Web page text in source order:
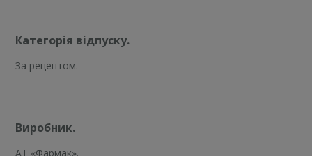
Категорія відпуску.
За рецептом.
Виробник.
АТ «Фармак».